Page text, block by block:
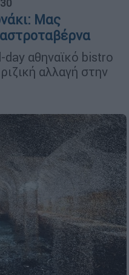
Μας
day αθηναϊκό bistro
αλλαγή στην